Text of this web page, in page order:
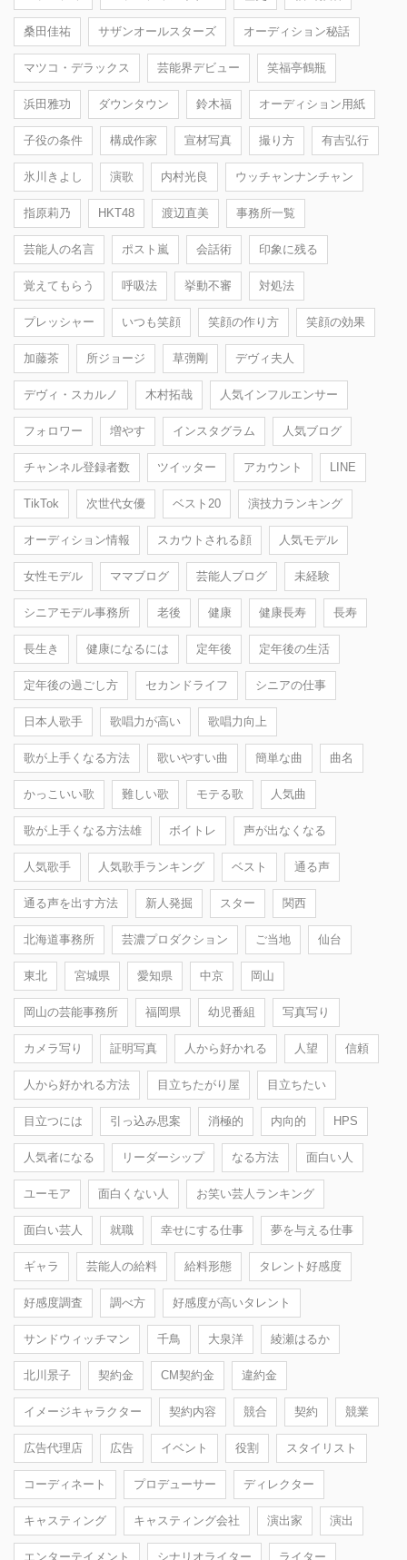
桑田佳祐 サザンオールスターズ オーディション秘話
マツコ・デラックス 芸能界デビュー 笑福亭鶴瓶
浜田雅功 ダウンタウン 鈴木福 オーディション用紙
子役の条件 構成作家 宣材写真 撮り方 有吉弘行
氷川きよし 演歌 内村光良 ウッチャンナンチャン
指原莉乃 HKT48 渡辺直美 事務所一覧
芸能人の名言 ポスト嵐 会話術 印象に残る
覚えてもらう 呼吸法 挙動不審 対処法
プレッシャー いつも笑顔 笑顔の作り方 笑顔の効果
加藤茶 所ジョージ 草彅剛 デヴィ夫人
デヴィ・スカルノ 木村拓哉 人気インフルエンサー
フォロワー 増やす インスタグラム 人気ブログ
チャンネル登録者数 ツイッター アカウント LINE
TikTok 次世代女優 ベスト20 演技力ランキング
オーディション情報 スカウトされる顔 人気モデル
女性モデル ママブログ 芸能人ブログ 未経験
シニアモデル事務所 老後 健康 健康長寿 長寿
長生き 健康になるには 定年後 定年後の生活
定年後の過ごし方 セカンドライフ シニアの仕事
日本人歌手 歌唱力が高い 歌唱力向上
歌が上手くなる方法 歌いやすい曲 簡単な曲 曲名
かっこいい歌 難しい歌 モテる歌 人気曲
歌が上手くなる方法雄 ボイトレ 声が出なくなる
人気歌手 人気歌手ランキング ベスト 通る声
通る声を出す方法 新人発掘 スター 関西
北海道事務所 芸濃プロダクション ご当地 仙台
東北 宮城県 愛知県 中京 岡山
岡山の芸能事務所 福岡県 幼児番組 写真写り
カメラ写り 証明写真 人から好かれる 人望 信頼
人から好かれる方法 目立ちたがり屋 目立ちたい
目立つには 引っ込み思案 消極的 内向的 HPS
人気者になる リーダーシップ なる方法 面白い人
ユーモア 面白くない人 お笑い芸人ランキング
面白い芸人 就職 幸せにする仕事 夢を与える仕事
ギャラ 芸能人の給料 給料形態 タレント好感度
好感度調査 調べ方 好感度が高いタレント
サンドウィッチマン 千鳥 大泉洋 綾瀬はるか
北川景子 契約金 CM契約金 違約金
イメージキャラクター 契約内容 競合 契約 競業
広告代理店 広告 イベント 役割 スタイリスト
コーディネート プロデューサー ディレクター
キャスティング キャスティング会社 演出家 演出
エンターテイメント シナリオライター ライター